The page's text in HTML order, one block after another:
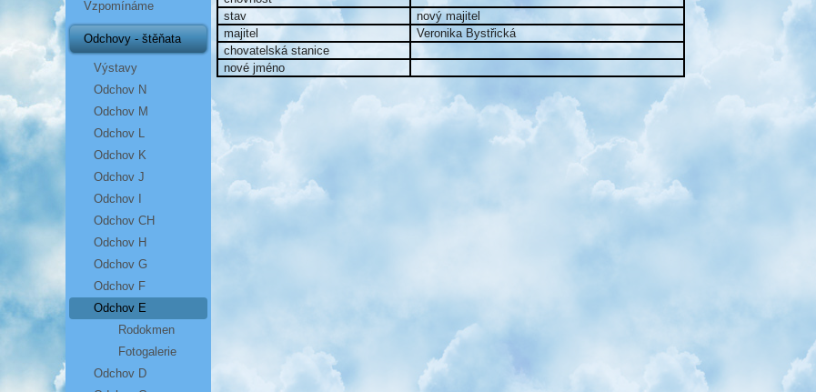
Vzpomínáme
Odchovy - štěňata
Výstavy
Odchov N
Odchov M
Odchov L
Odchov K
Odchov J
Odchov I
Odchov CH
Odchov H
Odchov G
Odchov F
Odchov E
Rodokmen
Fotogalerie
Odchov D
stav
nový majitel
majitel
Veronika Bystřická
chovatelská stanice
nové jméno